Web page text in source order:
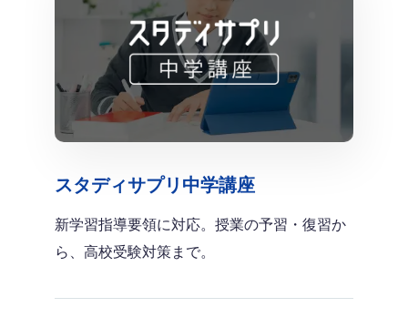
スタディサプリ中学講座
新学習指導要領に対応。授業の予習・復習か
ら、高校受験対策まで。